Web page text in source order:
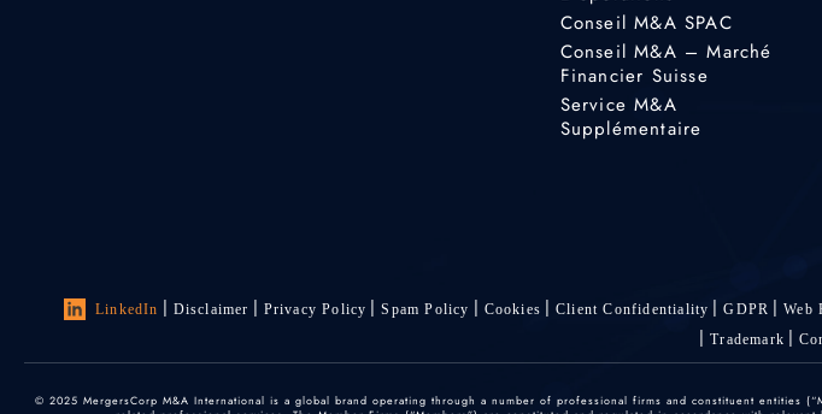
Conseil M&A SPAC
Conseil M&A – Marché
Financier Suisse
Service M&A
Supplémentaire
LinkedIn Disclaimer Privacy Policy Spam Policy Cookies Client Confidentiality GDPR Web
Trademark
© 2025 MergersCorp M&A International is a global brand operating through a number of professional firms and constituent entities